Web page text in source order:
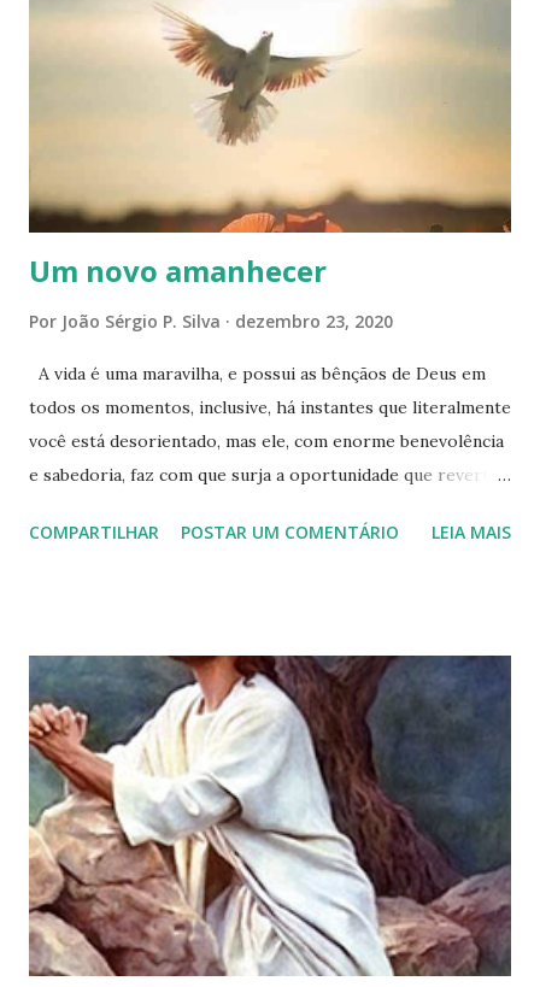
Um novo amanhecer
Por João Sérgio P. Silva dezembro 23, 2020
A vida é uma maravilha, e possui as bênçãos de Deus em
todos os momentos, inclusive, há instantes que literalmente
você está desorientado, mas ele, com enorme benevolência
e sabedoria, faz com que surja a oportunidade que reverte
apoiando e restaurando suas forças! Por isso, renove sua fé
você! Contribua com raciocínios positivos e afirmativos,
melhore sua energia, vibre no otimismo! Isso é de sua
competência, seja responsável pela mudança na direção do
seu destino, use o livre arbítrio que possui, essa situação
vai melhorar, faça um esforço por essa modificação. Quer
alternar essa circunstância, INOVE! Sua nova fase, tem início
com pensamentos positivos, sentimentos de conquistas,
palavras afirmativas e principalmente ATITUDES para
materializar seus sonhos, to...
COMPARTILHAR POSTAR UM COMENTÁRIO LEIA MAIS